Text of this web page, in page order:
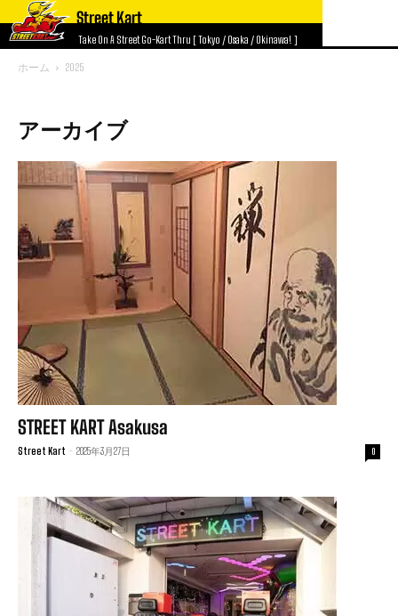
Street Kart
Take On A Street Go-Kart Thru [ Tokyo / Osaka / Okinawa! ]
ホーム 2025
アーカイブ
STREET KART Asakusa
Street Kart - 2025年3月27日 0